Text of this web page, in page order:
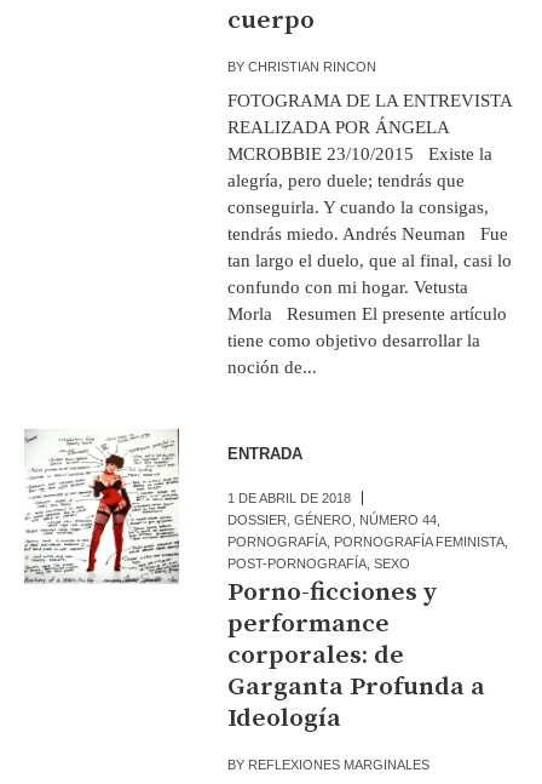
cuerpo
BYCHRISTIAN RINCON
FOTOGRAMA DE LA ENTREVISTA
REALIZADA POR ÁNGELA
MCROBBIE 23/10/2015 Existe la
alegría, pero duele; tendrás que
conseguirla. Y cuando la consigas,
tendrás miedo. Andrés Neuman Fue
tan largo el duelo, que al final, casi lo
confundo con mi hogar. Vetusta
Morla Resumen El presente artículo
tiene como objetivo desarrollar la
noción de...
ENTRADA
1 DE ABRIL DE 2018
DOSSIER ,GÉNERO NÚMERO 44
PORNOGRAFÍA PORNOGRAFÍA FEMINISTA
POST-PORNOGRAFÍA ,SEXO
Porno-ficciones y
performance
corporales: de
Garganta Profunda a
Ideología
BY REFLEXIONES MARGINALES